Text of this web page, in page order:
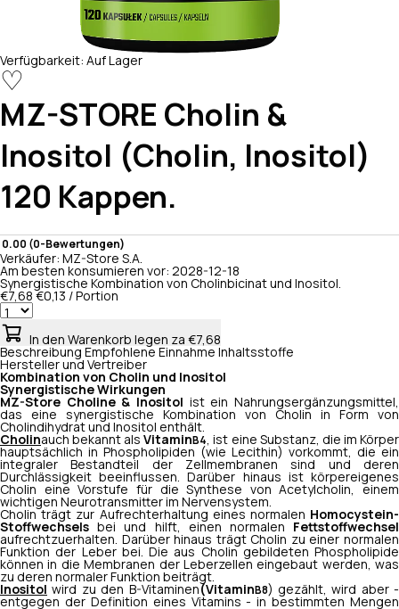
Verfügbarkeit: Auf Lager
♡
MZ-STORE Cholin &
Inositol (Cholin, Inositol)
120 Kappen.
0.00 (0-Bewertungen)
Verkäufer: MZ-Store S.A.
Am besten konsumieren vor: 2028-12-18
Synergistische Kombination von Cholinbicinat und Inositol.
€7,68 €0,13 / Portion
In den Warenkorb legen za €7,68
Beschreibung Empfohlene Einnahme Inhaltsstoffe
Hersteller und Vertreiber
Kombination von Cholin und Inositol
Synergistische Wirkungen
MZ-Store Choline & Inositol
ist ein Nahrungsergänzungsmittel,
das eine synergistische Kombination von Cholin in Form von
Cholindihydrat und Inositol enthält.
Cholinauch bekannt alsVitaminB4
, ist eine Substanz, die im Körper
hauptsächlich in Phospholipiden (wie Lecithin) vorkommt, die ein
integraler Bestandteil der Zellmembranen sind und deren
Durchlässigkeit beeinflussen. Darüber hinaus ist körpereigenes
Cholin eine Vorstufe für die Synthese von Acetylcholin, einem
wichtigen Neurotransmitter im Nervensystem.
Cholin trägt zur Aufrechterhaltung eines normalen Homocystein-
Stoffwechsels bei und hilft, einen normalen
Fettstoffwechsel
aufrechtzuerhalten. Darüber hinaus trägt Cholin zu einer normalen
Funktion der Leber bei. Die aus Cholin gebildeten Phospholipide
können in die Membranen der Leberzellen eingebaut werden, was
zu deren normaler Funktion beiträgt.
Inositol
wird zu den B-Vitaminen (Vitamin B8) gezählt, wird aber -
entgegen der Definition eines Vitamins - in bestimmten Mengen